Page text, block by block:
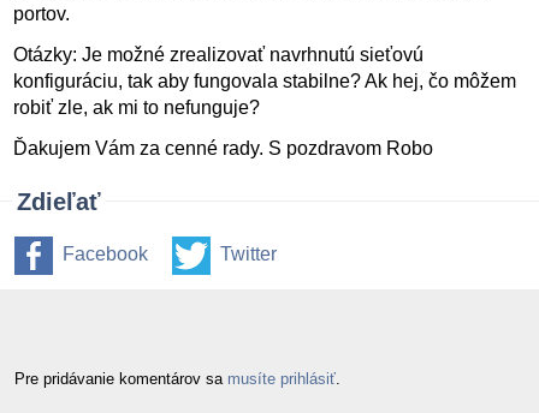
portov.
Otázky: Je možné zrealizovať navrhnutú sieťovú
konfiguráciu, tak aby fungovala stabilne? Ak hej, čo môžem
robiť zle, ak mi to nefunguje?
Ďakujem Vám za cenné rady. S pozdravom Robo
Zdieľať
Facebook Twitter
Pre pridávanie komentárov sa musíte prihlásiť